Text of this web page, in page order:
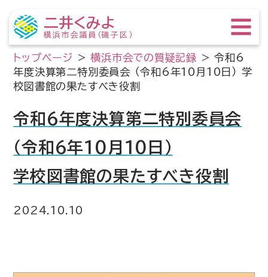
二井くみよ
横浜市会議員（磯子区）
トップページ >横浜市会での質疑記録 >令和6
年度決算第二特別委員会 （令和6年10月10日） 学
校図書館の果たすべき役割
令和6年度決算第二特別委員会
（令和6年10月10日）
学校図書館の果たすべき役割
2024.10.10